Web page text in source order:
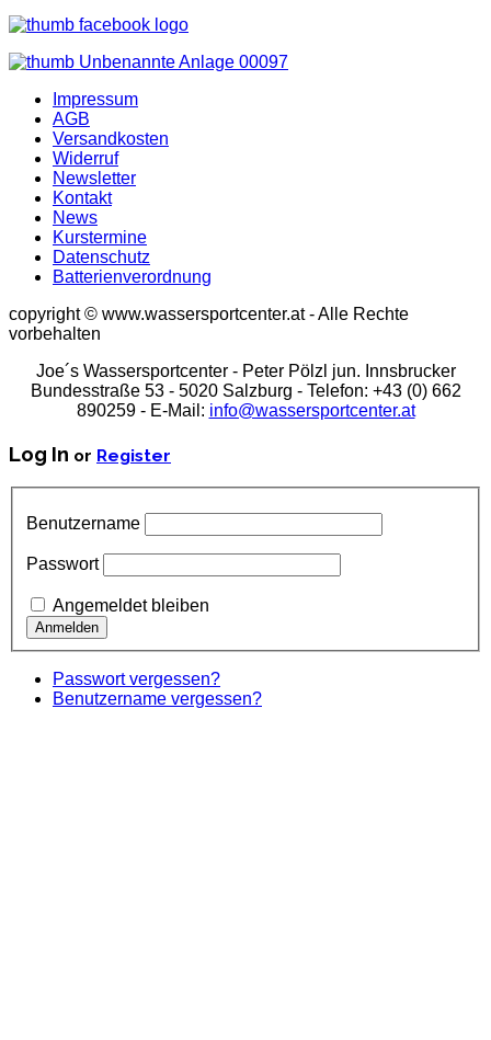
Impressum
AGB
Versandkosten
Widerruf
Newsletter
Kontakt
News
Kurstermine
Datenschutz
Batterienverordnung
copyright © www.wassersportcenter.at - Alle Rechte
vorbehalten
Joe´s Wassersportcenter - Peter Pölzl jun. Innsbrucker
Bundesstraße 53 - 5020 Salzburg - Telefon: +43 (0) 662
890259 - E-Mail: info@wassersportcenter.at
Log In or Register
Benutzername
Passwort
Angemeldet bleiben
Passwort vergessen?
Benutzername vergessen?